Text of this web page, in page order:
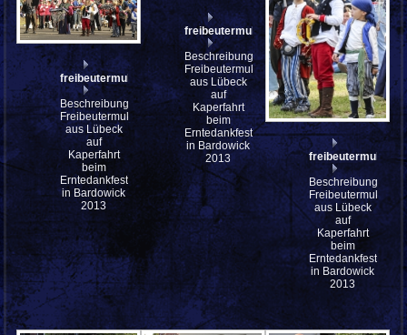
freibeutermukke_mfw13__031136
Beschreibung:
Freibeutermukke
aus Lübeck
auf
Kaperfahrt
beim
Erntedankfest
in Bardowick
2013
freibeutermukke_mfw13__031093_stfb
Beschreibung:
Freibeutermukke
aus Lübeck
auf
Kaperfahrt
beim
Erntedankfest
in Bardowick
2013
Beschreibung:
Freibeutermukke
aus Lübeck
auf
Kaperfahrt
beim
Erntedankfest
in Bardowick
2013